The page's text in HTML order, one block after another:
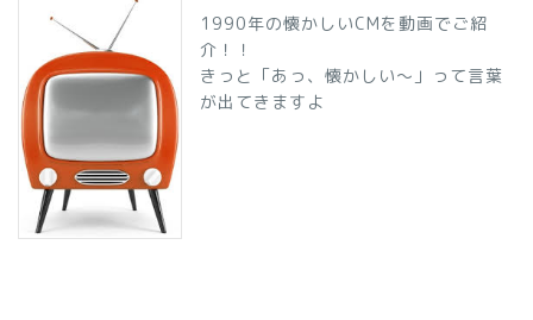
1990年の懐かしいCMを動画でご紹
介！！
きっと「あっ、懐かしい～」って言葉
が出てきますよ